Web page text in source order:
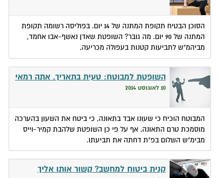
הסוכן הבטיח תקופת המתנה של 14 יום. בפוליסה רשומה תקופת
המתנה של 90 יום. מה גובר? השופטת שאדן נאשף-אבו אחמד,
מביהמ"ש לתביעות קטנות בעפולה מכריעה.
השופטת למבוטח: טעית בתאריך. אתה רמאי
10 לאוגוסט 2014
המבוטח הוכיח כי שעונו אבד בתאונה, כי ביטח את השעון בהערכה
מוסמכת טרם התאונה. אף על פי כן השופטת שלהבת קמיר-וייס
מבימ"ש השלום בפ"ת דחתה את תביעתו.
קנית ביטוח למחשב? קשור אותו אליך